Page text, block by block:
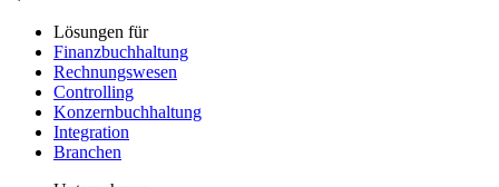
Lösungen für
Finanzbuchhaltung
Rechnungswesen
Controlling
Konzernbuchhaltung
Integration
Branchen